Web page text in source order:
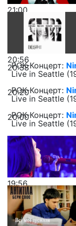
21:00
20:56
20:38
РОК-Концерт:
Live in Seattle
20:20
РОК-Концерт:
Live in Seattle
20:00
РОК-Концерт:
Live in Seattle
19:56